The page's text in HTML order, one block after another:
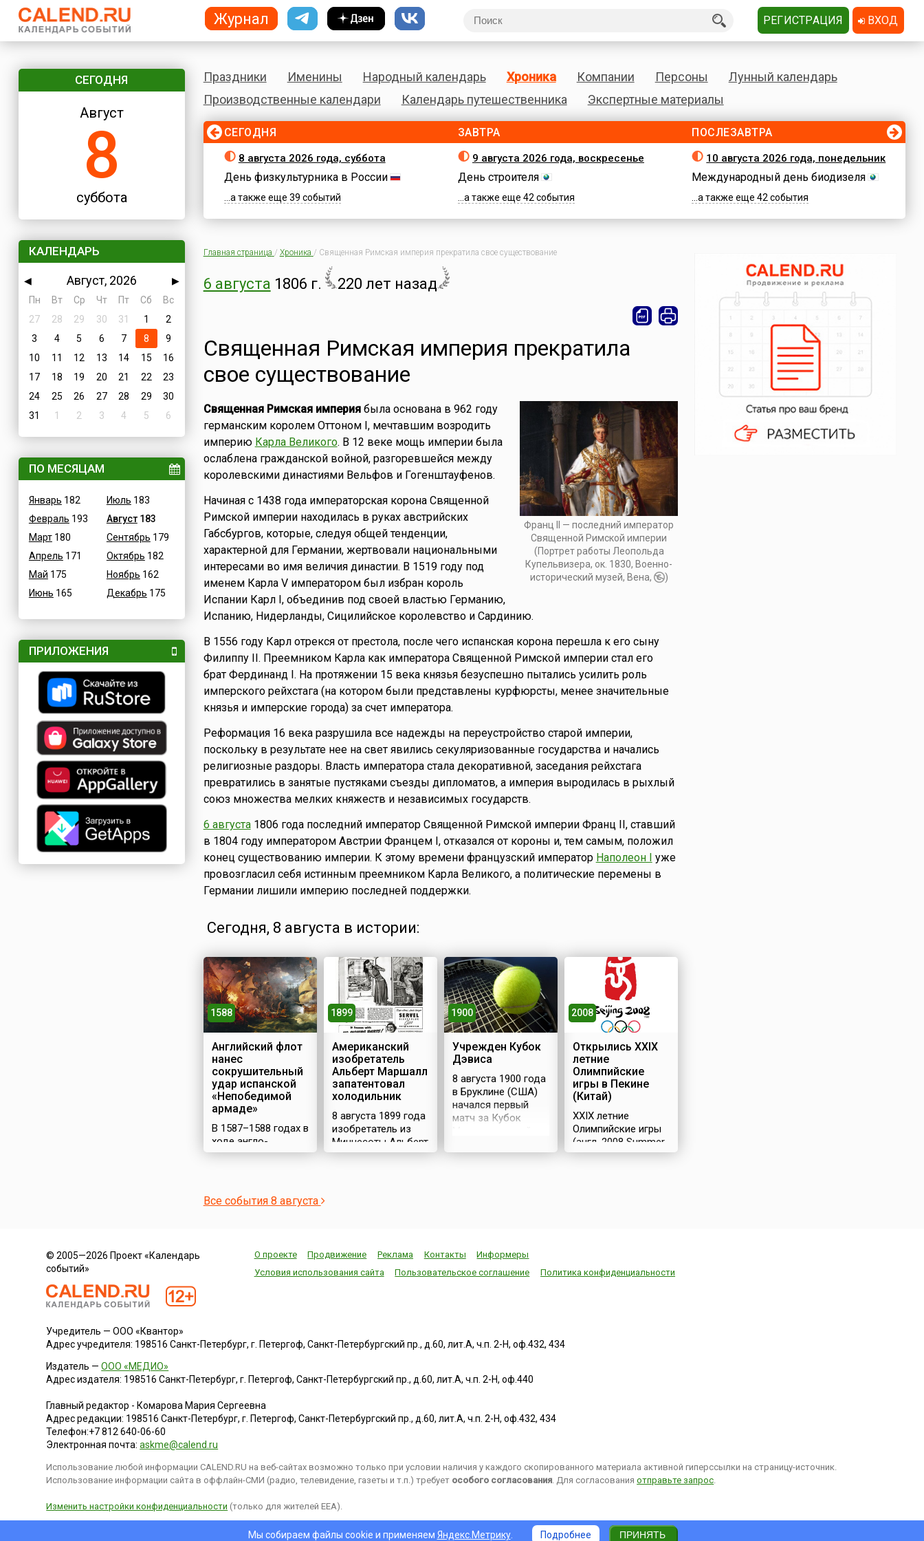
СЕГОДНЯ
Август
8
суббота
КАЛЕНДАРЬ
◀ Август, 2026
▶
Пн
Вт Ср Чт Пт Сб
Вс
27
28 29 30 31 1
2
3
4 5 6 7 8
9
10
11 12 13 14 15
16
17
18 19 20 21 22
23
24
25 26 27 28 29
30
31
1 2 3 4 5 6
ПО МЕСЯЦАМ
Январь 182
Февраль 193
Март180
Апрель 171
Май 175
Июнь 165
Июль 183
Август183
Сентябрь 179
Октябрь 182
Ноябрь 162
Декабрь 175
ПРИЛОЖЕНИЯ
Праздники Именины Народный календарь Хроника Компании Персоны
Лунный календарь
Производственные календари
Календарь путешественника Экспертные материалы
СЕГОДНЯ
8 августа 2026 года, суббота
День физкультурника в России
...а также еще 39 событий
ЗАВТРА
9 августа 2026 года, воскресенье
День строителя
...а также еще 42 события
ПОСЛЕЗАВТРА
10 августа 2026 года, понедельник
Международный день биодизеля
...а также еще 42 события
Главная страница / Хроника / Священная Римская империя прекратила свое существование
6 августа 1806 г. 220 лет назад
Священная Римская империя прекратила
свое существование
Франц II — последний император
Священной Римской империи
(Портрет работы Леопольда
Купельвизера, ок. 1830, Военно-
исторический музей, Вена,
)
Священная Римская империябыла основана в 962 году
германским королем Оттоном I, мечтавшим возродить
империю Карла Великого. В 12 веке мощь империи была
ослаблена гражданской войной, разгоревшейся между
королевскими династиями Вельфов и Гогенштауфенов.
Начиная с 1438 года императорская корона Священной
Римской империи находилась в руках австрийских
Габсбургов, которые, следуя общей тенденции,
характерной для Германии, жертвовали национальными
интересами во имя величия династии. В 1519 году под
именем Карла V императором был избран король
Испании Карл I, объединив под своей властью Германию,
Испанию, Нидерланды, Сицилийское королевство и Сардинию.
В 1556 году Карл отрекся от престола, после чего испанская корона перешла к его сыну
Филиппу II. Преемником Карла как императора Священной Римской империи стал его
брат Фердинанд I. На протяжении 15 века князья безуспешно пытались усилить роль
имперского рейхстага (на котором были представлены курфюрсты, менее значительные
князья и имперские города) за счет императора.
Реформация 16 века разрушила все надежды на переустройство старой империи,
поскольку в результате нее на свет явились секуляризованные государства и начались
религиозные раздоры. Власть императора стала декоративной, заседания рейхстага
превратились в занятые пустяками съезды дипломатов, а империя выродилась в рыхлый
союз множества мелких княжеств и независимых государств.
6 августа1806 года последний император Священной Римской империи Франц II, ставший
в 1804 году императором Австрии Францем I, отказался от короны и, тем самым, положил
конец существованию империи. К этому времени французский император Наполеон I уже
провозгласил себя истинным преемником Карла Великого, а политические перемены в
Германии лишили империю последней поддержки.
Сегодня, 8 августа в истории:
1588
Английский флот
нанес
сокрушительный
удар испанской
«Непобедимой
армаде»
В 1587–1588 годах в
ходе англо-
испанской войны
«Непобедимую
армаду» для
операция была
задумана
английский престол
и способствовать
возвращению
Европы в лоно
католической
собрал
больших и средних
военных к...
1899
Американский
изобретатель
Альберт Маршалл
запатентовал
холодильник
8 августа 1899 года
изобретатель из
Миннесоты Альберт
Маршалл
льда. Первые
домашние
году фирма
«Дженерал
выпуск
современного типа:
кухонном...
1900
Учрежден Кубок
Дэвиса
8 августа 1900 года
в Бруклине (США)
начался первый
матч за Кубок
тенниса. В награду
студентом
Гарвардского
университета
первенством за
Кубок Дэвиса, или
Дэвиса (англ. Davis
международ...
2008
Открылись XXIX
летние
Олимпийские
игры в Пекине
(Китай)
XXIX летние
Олимпийские игры
(англ. 2008 Summer
Olympics)
(Франция), Стамбул
Все события 8 августа
© 2005—2026 Проект «Календарь
событий»
О проекте Продвижение Реклама Контакты
Информеры
Условия использования сайта
Пользовательское соглашение Политика конфиденциальности
Учредитель — ООО «Квантор»
Адрес учредителя: 198516 Санкт-Петербург, г. Петергоф, Санкт-Петербургский пр., д.60, лит.А, ч.п. 2-Н, оф.432, 434
Издатель —ООО «МЕДИО»
Адрес издателя: 198516 Санкт-Петербург, г. Петергоф, Санкт-Петербургский пр., д.60, лит.А, ч.п. 2-Н, оф.440
Главный редактор - Комарова Мария Сергеевна
Адрес редакции: 198516 Санкт-Петербург, г. Петергоф,Санкт-Петербургский пр., д.60, лит.А, ч.п. 2-Н, оф.432, 434
Телефон:+7 812 640-06-60
Электронная почта:askme@calend.ru
Использование любой информации CALEND.RU на веб-сайтах возможно только при условии наличия у каждого скопированного материала активной гиперссылки на страницу-источник.
Использование информации сайта в оффлайн-СМИ (радио, телевидение, газеты и т.п.) требует особого согласования. Для согласованияотправьте запрос.
Изменить настройки конфиденциальности (только для жителей EEA).
Журнал РЕГИСТРАЦИЯ ВХОД
Мы собираем файлы cookie и применяем Яндекс.Метрику. Подробнее ПРИНЯТЬ